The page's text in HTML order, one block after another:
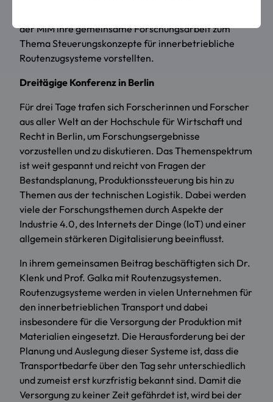
der MIM ihre gemeinsame Forschungsarbeit zum
Thema Steuerungskonzepte für innerbetriebliche
Routenzugsysteme vorstellten.
Dreitägige Konferenz in Berlin
Für drei Tage trafen sich Forscherinnen und Forscher
aus aller Welt an der Hochschule für Wirtschaft und
Recht in Berlin, um Forschungsergebnisse
vorzustellen und zu diskutieren. Das Themenspektrum
ist weit gespannt und reicht von Fragen der
Bestandsplanung, Produktionssteuerung bis hin zu
Themen aus der technischen Logistik. Dabei werden
viele der Forschungsthemen durch Aspekte der
Industrie 4.0, des Internets der Dinge (IoT) und einer
allgemein stärkeren Digitalisierung beeinflusst.
In ihrem gemeinsamen Beitrag beschäftigten sich Dr.
Klenk und Prof. Galka mit Routenzugsystemen.
Routenzugsysteme werden in vielen Unternehmen für
den innerbetrieblichen Transport und dabei
insbesondere für die Versorgung der Produktion mit
Materialien eingesetzt. Die Herausforderung bei der
Planung und Auslegung dieser Systeme ist, dass die
Transportbedarfe über den Tag sehr unterschiedlich
und zumeist erst kurzfristig bekannt sind. Damit die
Versorgung zu keiner Zeit gefährdet ist, wird bei der